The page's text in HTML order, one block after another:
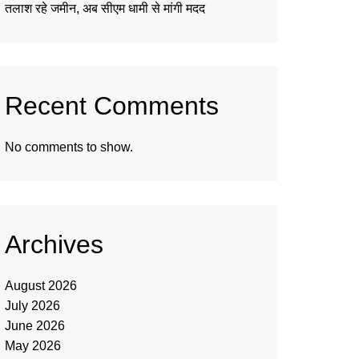
तलाश रहे जमीन, अब सीएम धामी से मांगी मदद
Recent Comments
No comments to show.
Archives
August 2026
July 2026
June 2026
May 2026